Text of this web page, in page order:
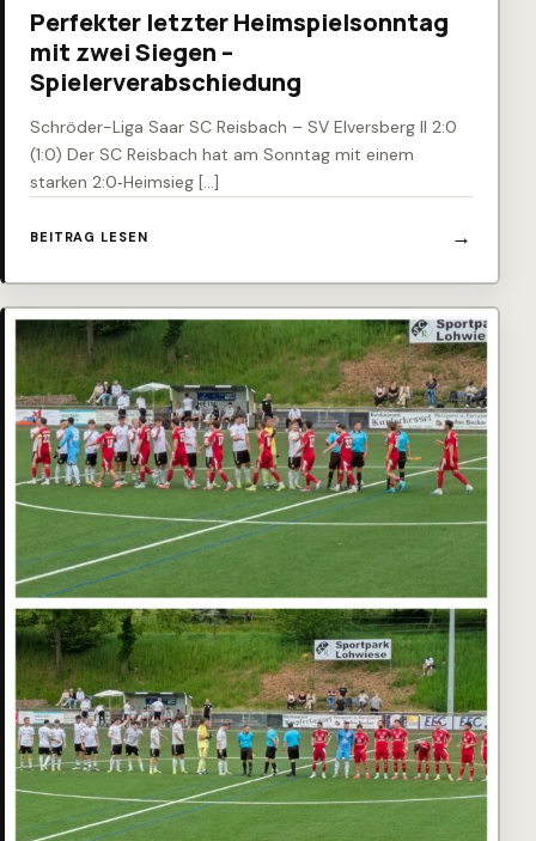
Perfekter letzter Heimspielsonntag
mit zwei Siegen –
Spielerverabschiedung
Schröder-Liga Saar SC Reisbach – SV Elversberg II 2:0
(1:0) Der SC Reisbach hat am Sonntag mit einem
starken 2:0‑Heimsieg […]
BEITRAG LESEN